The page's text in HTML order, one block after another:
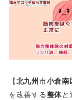
【北九州市小倉南
を改善する整体と